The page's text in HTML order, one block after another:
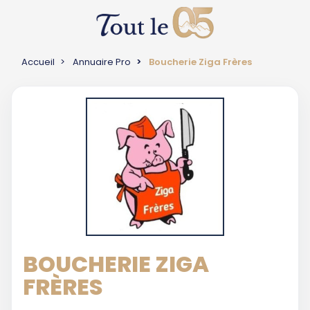
Accueil Annuaire Pro Boucherie Ziga Frères
BOUCHERIE ZIGA
FRÈRES